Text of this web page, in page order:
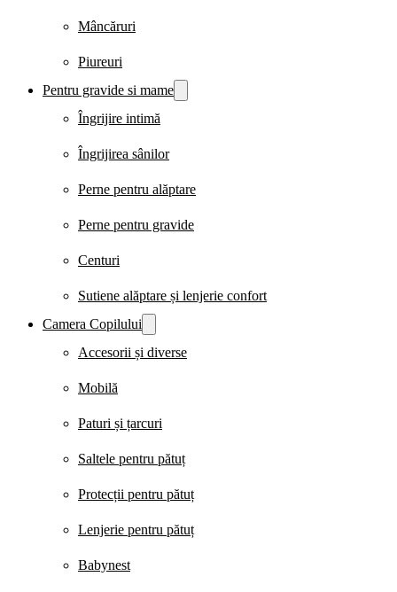
Mâncăruri
Piureuri
Pentru gravide si mame
Îngrijire intimă
Îngrijirea sânilor
Perne pentru alăptare
Perne pentru gravide
Centuri
Sutiene alăptare și lenjerie confort
Camera Copilului
Accesorii și diverse
Mobilă
Paturi și țarcuri
Saltele pentru pătuț
Protecții pentru pătuț
Lenjerie pentru pătuț
Babynest